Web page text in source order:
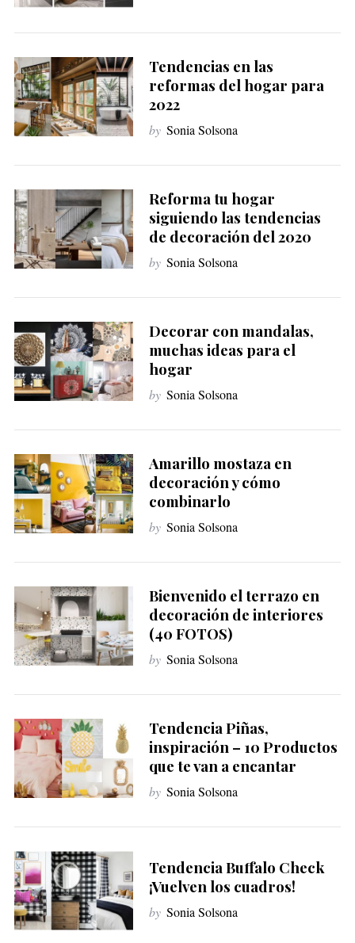
Tendencias en las
reformas del hogar para
2022
by Sonia Solsona
Reforma tu hogar
siguiendo las tendencias
de decoración del 2020
by Sonia Solsona
Decorar con mandalas,
muchas ideas para el
hogar
by Sonia Solsona
Amarillo mostaza en
decoración y cómo
combinarlo
by Sonia Solsona
Bienvenido el terrazo en
decoración de interiores
(40 FOTOS)
by Sonia Solsona
Tendencia Piñas,
inspiración – 10 Productos
que te van a encantar
by Sonia Solsona
Tendencia Buffalo Check
¡Vuelven los cuadros!
by Sonia Solsona